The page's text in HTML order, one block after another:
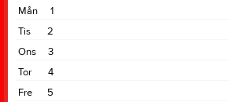
1
Mån
2
Tis
3
Ons
4
Tor
5
Fre